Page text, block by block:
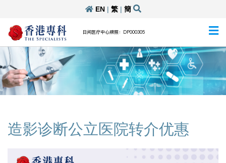
EN| 繁| 簡
日间医疗中心牌照：DP000305
造影诊断公立医院转介优惠